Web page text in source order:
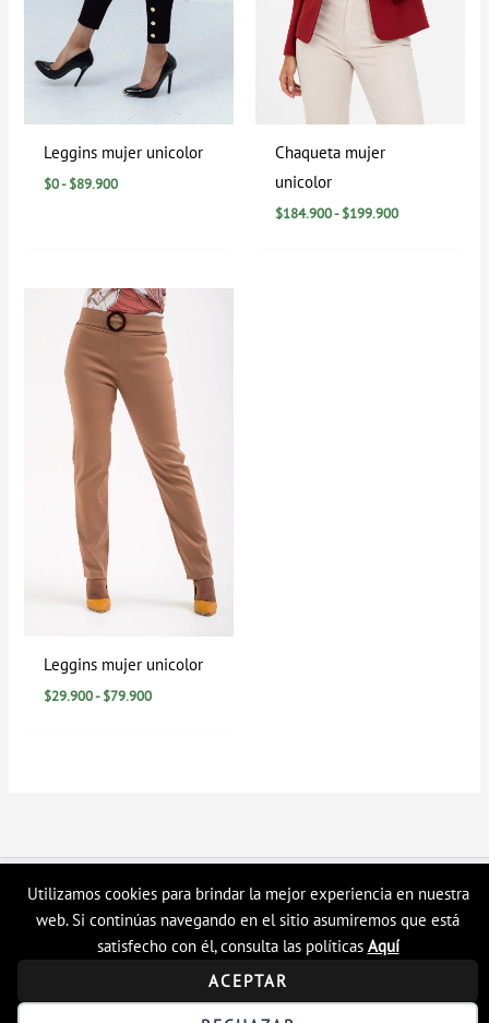
Utilizamos cookies para brindar la mejor experiencia en nuestra
web. Si continúas navegando en el sitio asumiremos que está
satisfecho con él, consulta las políticas Aquí
ACEPTAR
Leggins mujer unicolor
$0- $89.900
Chaqueta mujer
unicolor
$184.900- $199.900
Leggins mujer unicolor
$29.900- $79.900
Rango
de
precios:
desde
$29.900
hasta
$79.900
Copyright © 2026 Tienda en linea LyH